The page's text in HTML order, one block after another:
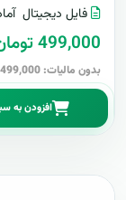
فایل دیجیتال
499,000 تومان
بدون مالیات: 499,000 تومان
افزودن به